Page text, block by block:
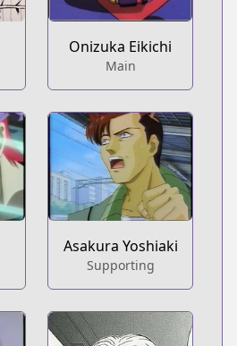
Onizuka Eikichi
Main
Asakura Yoshiaki
Supporting